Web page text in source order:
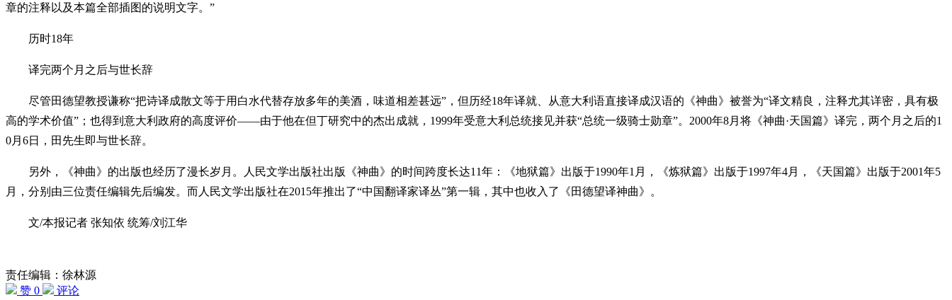
章的注释以及本篇全部插图的说明文字。”
历时18年
译完两个月之后与世长辞
尽管田德望教授谦称“把诗译成散文等于用白水代替存放多年的美酒，味道相差甚远”，但历经18年译就、从意大利语直接译成汉语的《神曲》被誉为“译文精良，注释尤其详密，具有极
高的学术价值”；也得到意大利政府的高度评价——由于他在但丁研究中的杰出成就，1999年受意大利总统接见并获“总统一级骑士勋章”。2000年8月将《神曲·天国篇》译完，两个月之后的1
0月6日，田先生即与世长辞。
另外，《神曲》的出版也经历了漫长岁月。人民文学出版社出版《神曲》的时间跨度长达11年：《地狱篇》出版于1990年1月，《炼狱篇》出版于1997年4月，《天国篇》出版于2001年5
月，分别由三位责任编辑先后编发。而人民文学出版社在2015年推出了“中国翻译家译丛”第一辑，其中也收入了《田德望译神曲》。
文/本报记者 张知依 统筹/刘江华
责任编辑：徐林源
赞 0
评论